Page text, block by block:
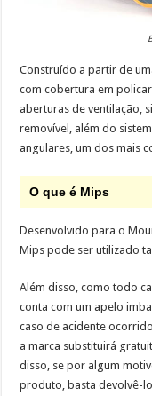
Construído a partir de
com cobertura em
aberturas de ventilação,
removível, além do
angulares, um dos mais
O que é Mips
Desenvolvido para o
Mips pode ser utilizado
Além disso, como todo
conta com um apelo
caso de acidente
a marca substituirá
disso, se por algum
produto, basta devolvê-